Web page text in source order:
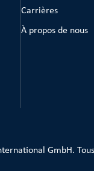
Carrières
À propos de nous
GmbH.